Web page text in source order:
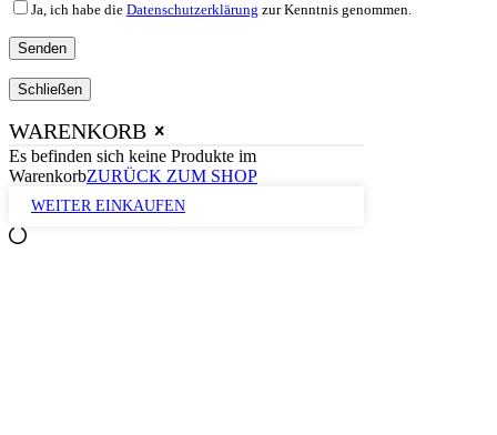
Ja, ich habe die Datenschutzerklärung zur Kenntnis genommen.
Schließen
WARENKORB
Es befinden sich keine Produkte im
WarenkorbZURÜCK ZUM SHOP
WEITER EINKAUFEN